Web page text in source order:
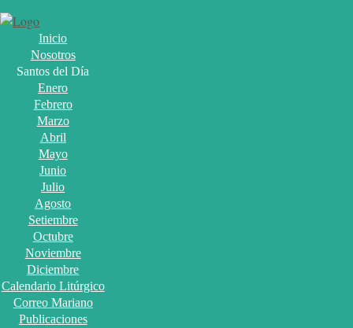
Inicio
Nosotros
Santos del Día
Enero
Febrero
Marzo
Abril
Mayo
Junio
Julio
Agosto
Setiembre
Octubre
Noviembre
Diciembre
Calendario Litúrgico
Correo Mariano
Publicaciones